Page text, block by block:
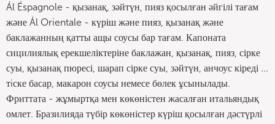
Ál Éspagnole - қызанақ, зәйтүн, пияз қосылған әйгілі тағам
және Ál Orientale - күріш және пияз, қызанақ және
баклажанның қатты ащы соусы бар тағам. Капоната
сицилиялық ерекшеліктеріне баклажан, қызанақ, пияз, сірке
суы, қызанақ пюресі, шарап сірке суы, зәйтүн, анчоус кіреді ...
тiске басар, макарон соусы немесе бөлек ұсынылады.
Фриттата - жұмыртқа мен көкөністен жасалған итальяндық
омлет. Бразилияда түбір көкөністер күріш қосылған дәстүрлі